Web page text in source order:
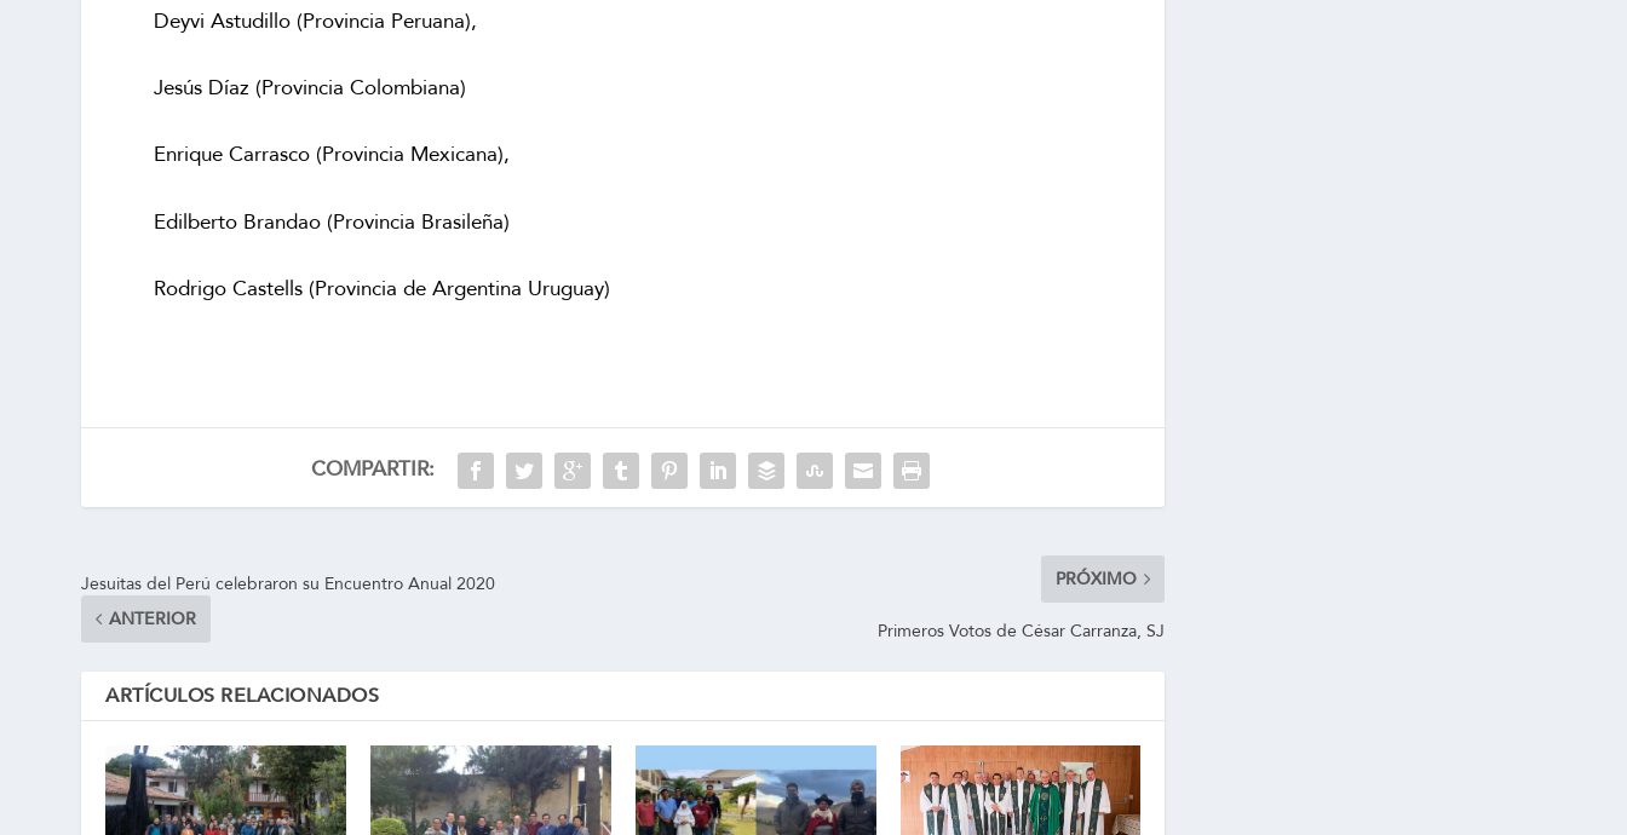
Deyvi Astudillo (Provincia Peruana),
Jesús Díaz (Provincia Colombiana)
Enrique Carrasco (Provincia Mexicana),
Edilberto Brandao (Provincia Brasileña)
Rodrigo Castells (Provincia de Argentina Uruguay)
COMPARTIR:
Jesuitas del Perú celebraron su Encuentro Anual 2020
ANTERIOR
PRÓXIMO
Primeros Votos de César Carranza, SJ
ARTÍCULOS RELACIONADOS